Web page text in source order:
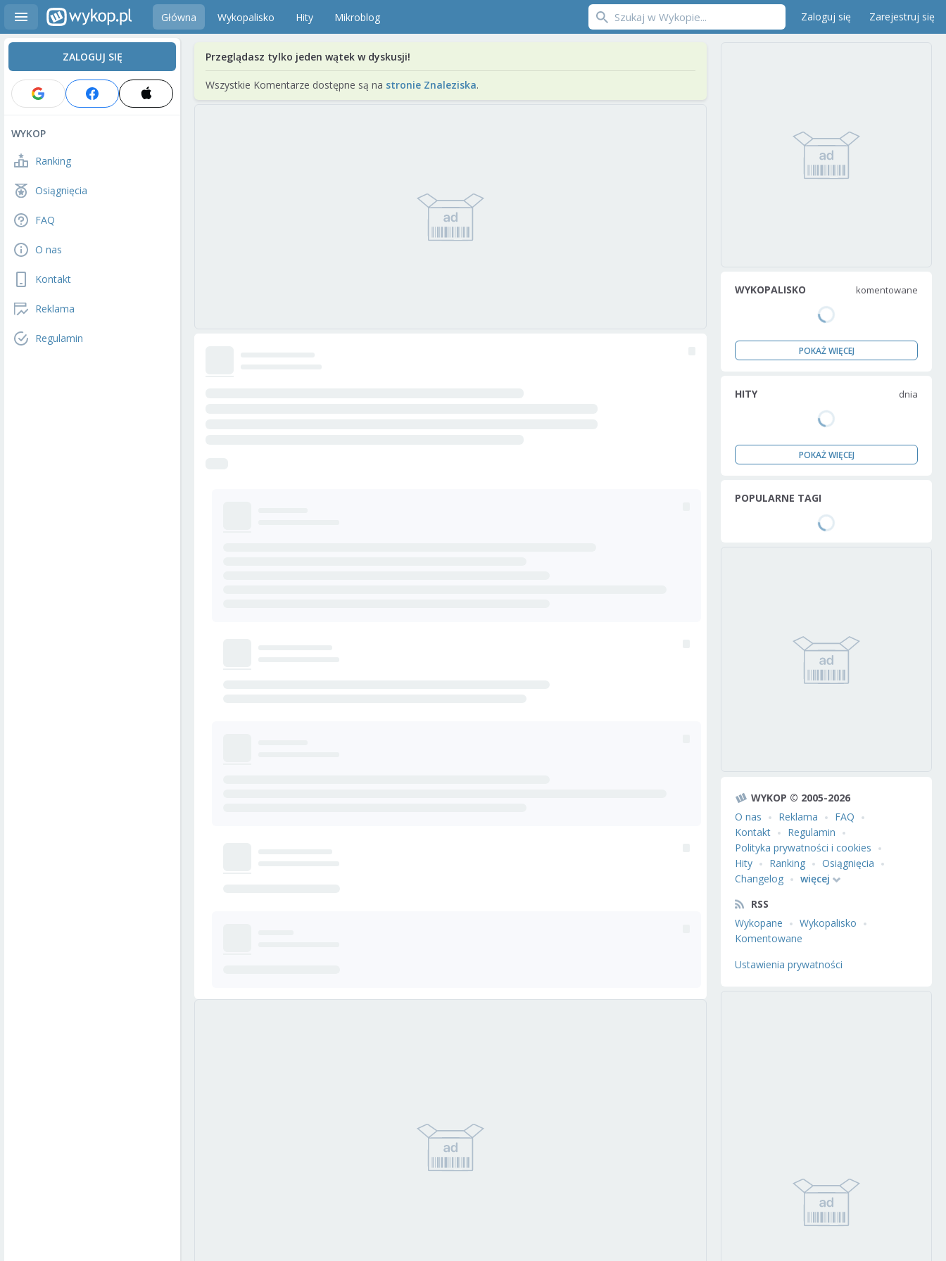
Główna Wykopalisko Hity Mikroblog Zaloguj się Zarejestruj się
ZALOGUJ SIĘ
WYKOP
Ranking
Osiągnięcia
FAQ
O nas
Kontakt
Reklama
Regulamin
Przeglądasz tylko jeden wątek w dyskusji!
Wszystkie Komentarze dostępne są na stronie Znaleziska.
WYKOPALISKO komentowane
POKAŻ WIĘCEJ
HITY dnia
POKAŻ WIĘCEJ
POPULARNE TAGI
WYKOP © 2005-2026
O nas
Reklama
FAQ
Kontakt
Regulamin
Polityka prywatności i cookies
Hity
Ranking
Osiągnięcia
Changelog
więcej
RSS
Wykopane
Wykopalisko
Komentowane
Ustawienia prywatności